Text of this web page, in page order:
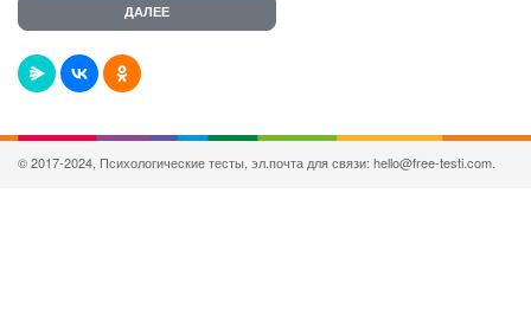
© 2017-2024, Психологические тесты, эл.почта для связи: hello@free-testi.com.